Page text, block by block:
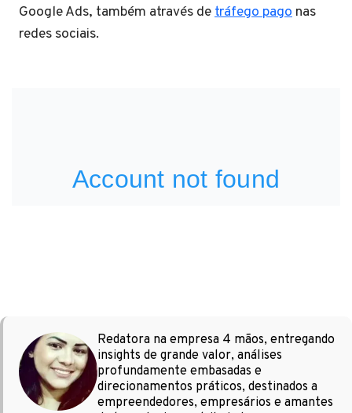
Google Ads, também através detráfego pago nas
redes sociais.
Redatora na empresa 4 mãos, entregando
insights de grande valor, análises
profundamente embasadas e
direcionamentos práticos, destinados a
empreendedores, empresários e amantes